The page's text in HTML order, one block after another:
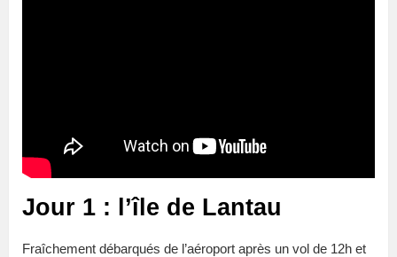
Jour 1 : l’île de Lantau
Fraîchement débarqués de l’aéroport après un vol de 12h et